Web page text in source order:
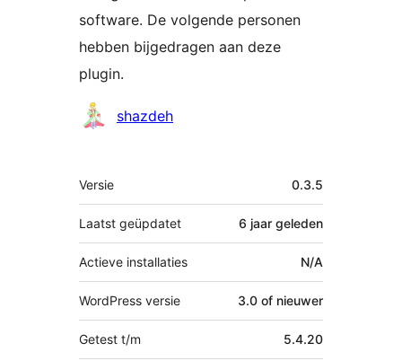
software. De volgende personen
hebben bijgedragen aan deze
plugin.
Bijdragersshazdeh
Meta
Versie 0.3.5
Laatst geüpdatet 6 jaar geleden
Actieve installaties N/A
WordPress versie 3.0 of nieuwer
Getest t/m 5.4.20